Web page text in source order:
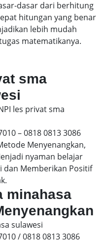
dasar dari berhitung
hitungan yang benar
lebih mudah
matematikanya.
sma
les privat sma
– 0818 0813 3086
Menyenangkan,
nyaman belajar
dan Memberikan Positif
minahasa
sulawesi
/ 0818 0813 3086